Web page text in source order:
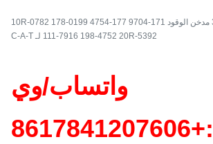
واتساب/وي
17841207606